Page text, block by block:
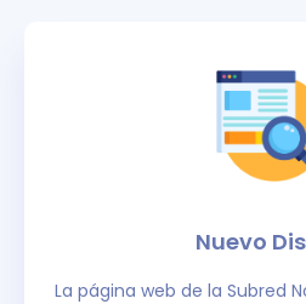
Nuevo
La página web de la Subred